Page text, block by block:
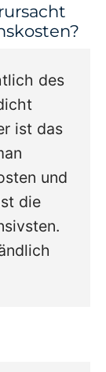
des
ist das
und
die